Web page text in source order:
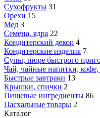
Сухофрукты 31
Орехи 15
Мед 3
Семена, ядра 22
Кондитерский декор 4
Кондитерские изделия 7
Супы, пюре быстрого
Чай, чайные напитки,
Быстрые завтраки 13
Крышки, спички 2
Пищевые ингредиенты 86
Пасхальные товары 2
Каталог